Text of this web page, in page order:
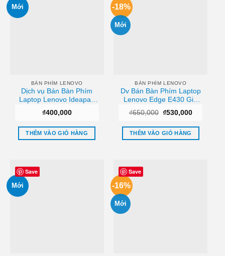
Mới
BÀN PHÍM LENOVO
Dịch vụ Bán Bàn Phím
Laptop Lenovo Ideapad
Giữa) Hcm
₫400,000
THÊM VÀO GIỎ HÀNG
-18%
Mới
BÀN PHÍM LENOVO
Dv Bán Bàn Phím Laptop
Lenovo Edge E430 Giá
₫650,000 Giá
là:
₫650,000.
₫530,000Giá
tại
₫530,000.
THÊM VÀO GIỎ HÀNG
Save
Mới
Save
-16%
Mới